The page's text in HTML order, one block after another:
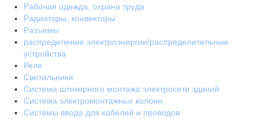
Рабочая одежда, охрана труда
Радиаторы, конвекторы
Разъемы
распределение электроэнергии/распределительные
устройства
Реле
Светильники
Система штекерного монтажа электросети зданий
Система электромонтажных колонн
Системы ввода для кабелей и проводов